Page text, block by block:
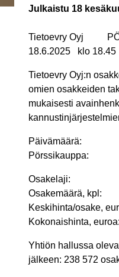
Julkaistu 18
Tietoevry Oyj
18.6.2025 klo 18.45
Tietoevry Oyj:n
omien osakkeiden
mukaisesti
Päivämäärä:
Osakelaji:
Osakemäärä,
Keskihinta/
Kokonaishinta,
Yhtiön hallussa
jälkeen: 238 572